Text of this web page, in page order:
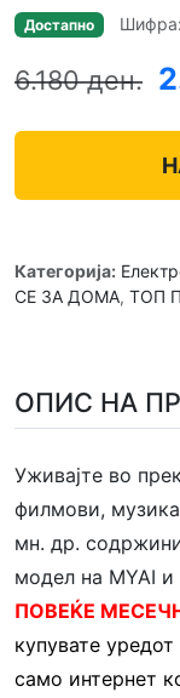
Достапно
6.180 ден.
Категорија:
СЕ ЗА ДОМА, ТОП
ОПИС НА
Уживајте во
филмови,
мн. др.
модел на MYAI
ПОВЕЌЕ
купувате
само интернет